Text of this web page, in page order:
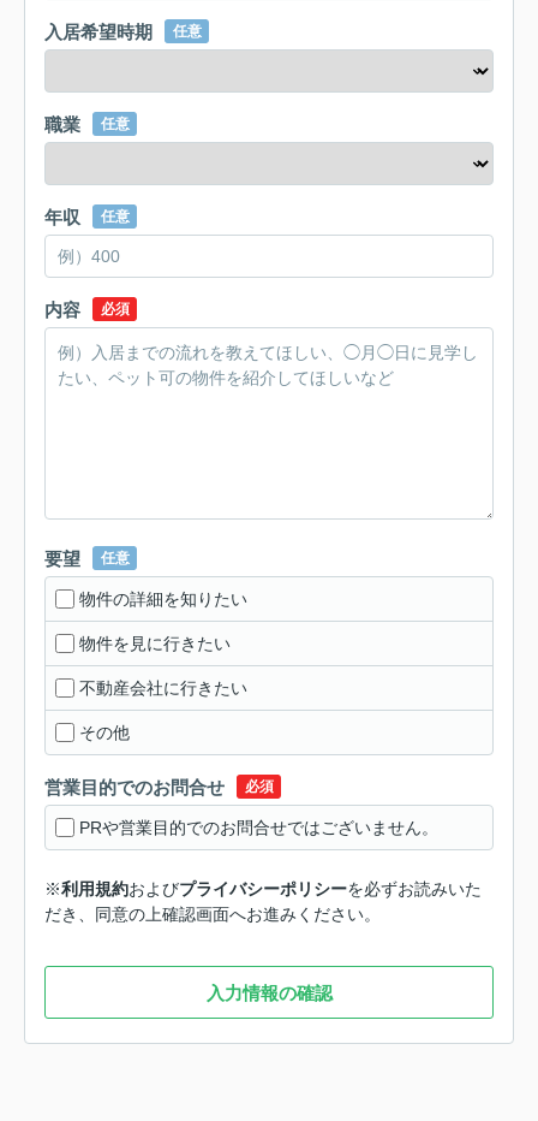
入居希望時期 任意
職業 任意
年収 任意
内容 必須
要望 任意
物件の詳細を知りたい
物件を見に行きたい
不動産会社に行きたい
その他
営業目的でのお問合せ 必須
PRや営業目的でのお問合せではございません。
※利用規約およびプライバシーポリシーを必ずお読みいた
だき、同意の上確認画面へお進みください。
入力情報の確認